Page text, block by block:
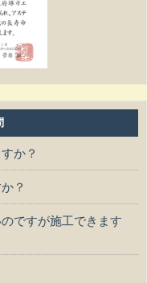
か？
？
ですが施工できます